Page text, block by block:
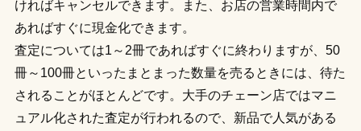
ければキャンセルできます。また、お店の営業時間内で
あればすぐに現金化できます。
査定については1～2冊であればすぐに終わりますが、50
冊～100冊といったまとまった数量を売るときには、待た
されることがほとんどです。大手のチェーン店ではマニ
ュアル化された査定が行われるので、新品で人気がある